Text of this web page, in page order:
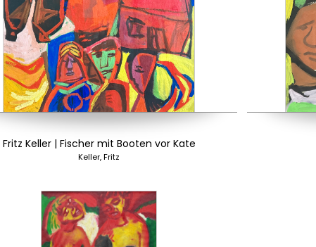
Fritz Keller | Fischer mit Booten vor Kate
Keller, Fritz